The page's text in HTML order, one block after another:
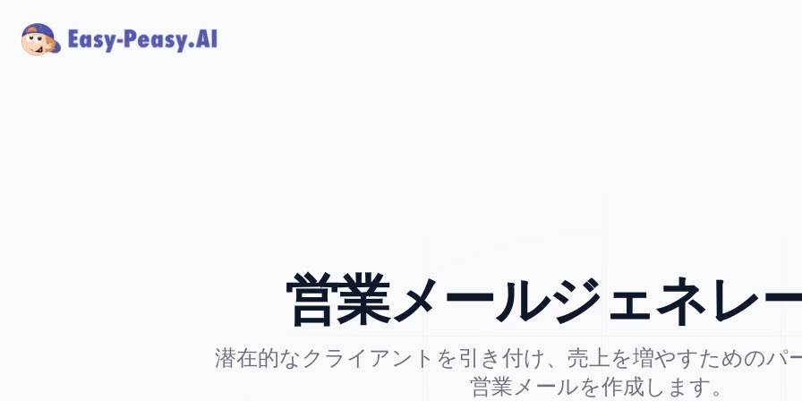
営業メールジェネレ
潜在的なクライアントを引き付け、売上を増やすためのパ
営業メールを作成します。